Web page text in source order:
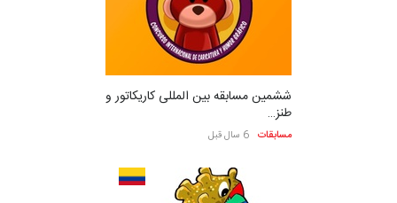
ششمین مسابقه بین المللی کاریکاتور و
طنز…
مسابقات 6 سال قبل